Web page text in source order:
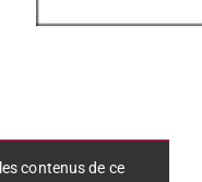
contenus de ce